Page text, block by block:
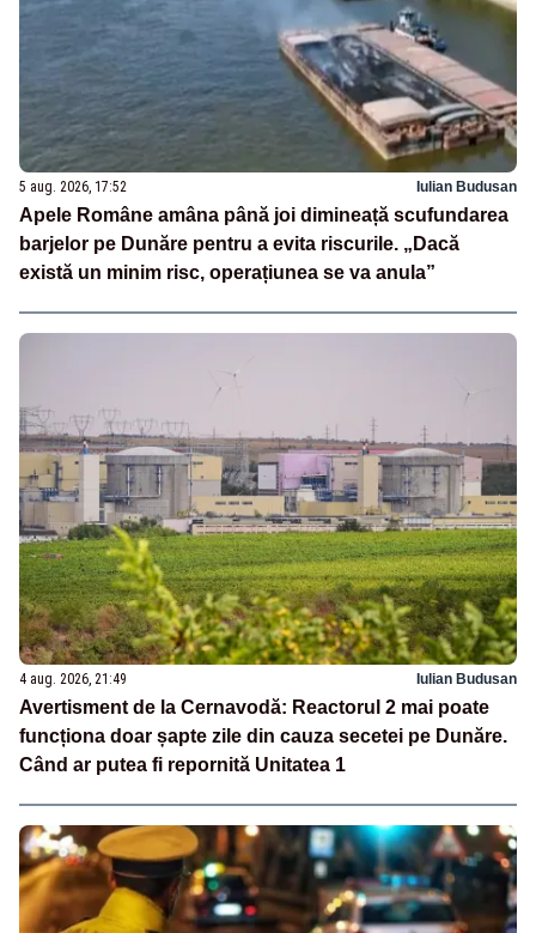
5 aug. 2026, 17:52 Iulian Budusan
Apele Române amâna până joi dimineață scufundarea
barjelor pe Dunăre pentru a evita riscurile. „Dacă
există un minim risc, operațiunea se va anula”
4 aug. 2026, 21:49 Iulian Budusan
Avertisment de la Cernavodă: Reactorul 2 mai poate
funcționa doar șapte zile din cauza secetei pe Dunăre.
Când ar putea fi repornită Unitatea 1